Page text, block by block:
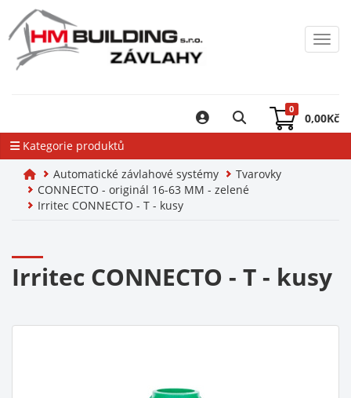
0
0,00Kč
Kategorie produktů
Automatické závlahové systémy
Tvarovky
CONNECTO - originál 16-63 MM - zelené
Irritec CONNECTO - T - kusy
Irritec CONNECTO - T - kusy